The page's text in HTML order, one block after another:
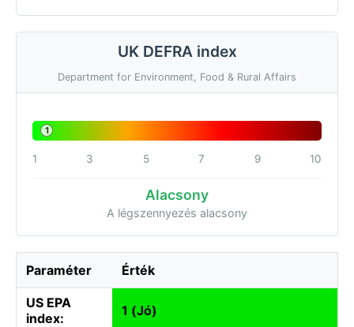
UK DEFRA index
Department for Environment, Food & Rural Affairs
1
1 3 5 7 9 10
Alacsony
A légszennyezés alacsony
Paraméter Érték
US EPA
index:
1 (Jó)